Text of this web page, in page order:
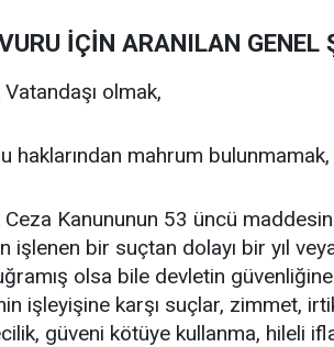
İÇİN ARANILAN GENEL
olmak,
haklarından mahrum bulunmamak,
Kanununun 53 üncü
işlenen bir suçtan dolayı bir yıl
olsa bile devletin
işleyişine karşı suçlar, zimmet,
güveni kötüye kullanma, hileli